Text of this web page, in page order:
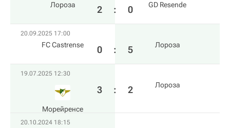
Лороза 2 : 0 GD Resende
20.09.2025 17:00
FC Castrense 0 : 5 Лороза
19.07.2025 12:30
Морейренсе
3 : 2 Лороза
20.10.2024 18:15